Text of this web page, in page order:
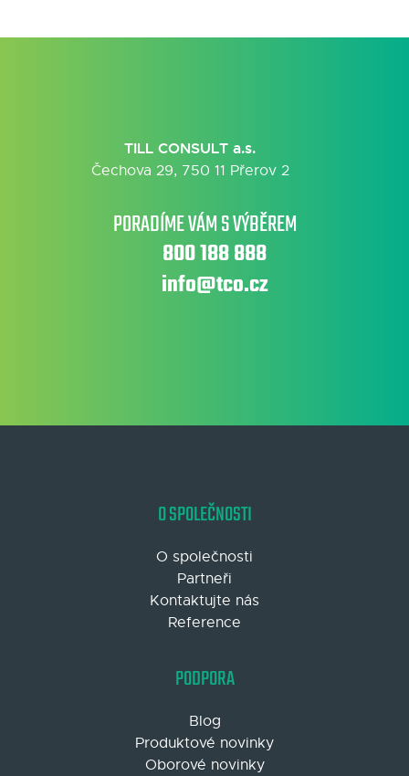
TILL CONSULT a.s.
Čechova 29, 750 11 Přerov 2
PORADÍME VÁM S VÝBĚREM
800 188 888
info@tco.cz
O SPOLEČNOSTI
O společnosti
Partneři
Kontaktujte nás
Reference
PODPORA
Blog
Produktové novinky
Oborové novinky